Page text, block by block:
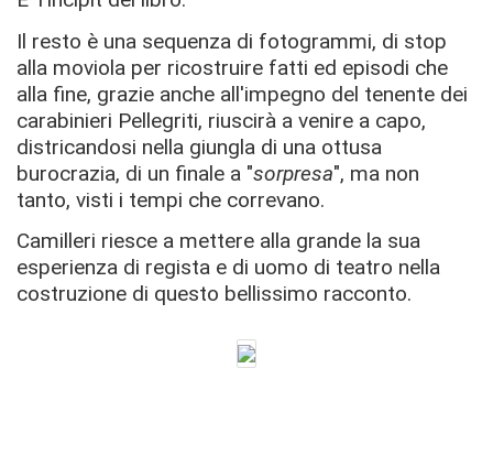
Il resto è una sequenza di fotogrammi, di stop
alla moviola per ricostruire fatti ed episodi che
alla fine, grazie anche all'impegno del tenente dei
carabinieri Pellegriti, riuscirà a venire a capo,
districandosi nella giungla di una ottusa
burocrazia, di un finale a "sorpresa", ma non
tanto, visti i tempi che correvano.
Camilleri riesce a mettere alla grande la sua
esperienza di regista e di uomo di teatro nella
costruzione di questo bellissimo racconto.